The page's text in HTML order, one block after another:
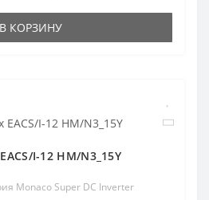
В КОРЗИНУ
I-12 HM/N3_15Y
Monaco Super DC Inverter